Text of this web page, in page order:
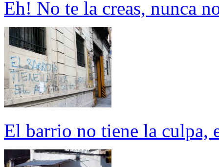
Eh! No te la creas, nunca
El barrio no tiene la culpa,